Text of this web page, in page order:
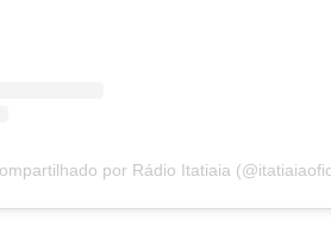
por Rádio Itatiaia